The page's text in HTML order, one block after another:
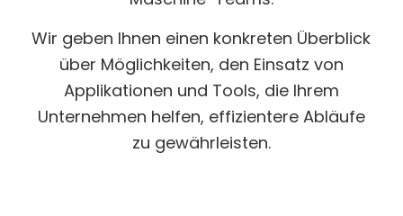
Wir geben Ihnen einen konkreten Überblick
über Möglichkeiten, den Einsatz von
Applikationen und Tools, die Ihrem
Unternehmen helfen, effizientere Abläufe
zu gewährleisten.